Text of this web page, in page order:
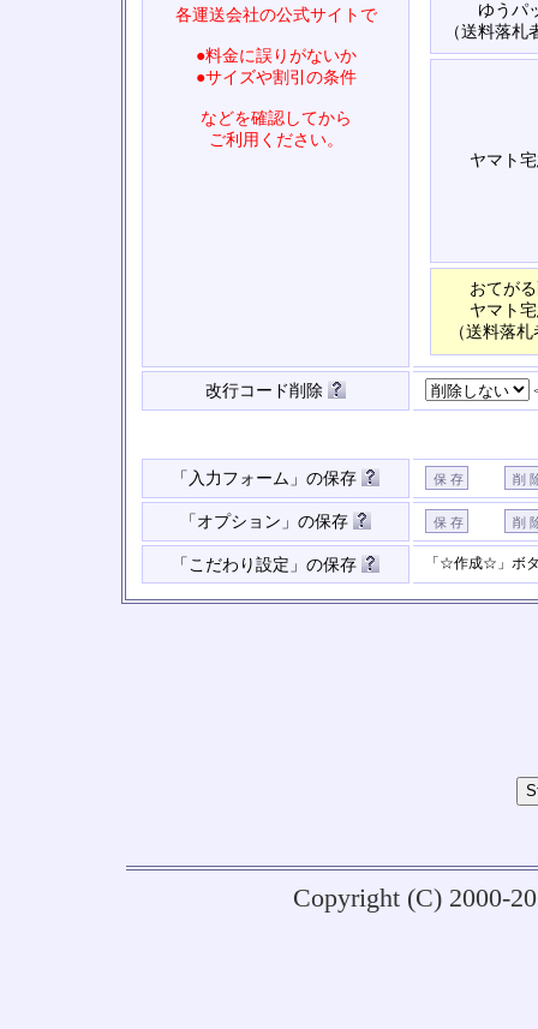
各運送会社の公式サイトで
●料金に誤りがないか
●サイズや割引の条件
などを確認してから
ご利用ください。
ゆうパ
（送料落札
ヤマト
おてが
ヤマト
（送料落
改行コード削除
「入力フォーム」の保存
「オプション」の保存
「こだわり設定」の保存 「☆作成☆」ボ
Copyright (C) 2000-